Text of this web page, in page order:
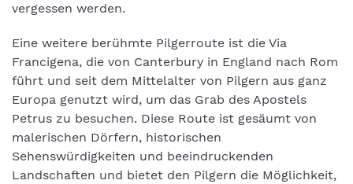
vergessen werden.
Eine weitere berühmte Pilgerroute ist die Via
Francigena, die von Canterbury in England nach Rom
führt und seit dem Mittelalter von Pilgern aus ganz
Europa genutzt wird, um das Grab des Apostels
Petrus zu besuchen. Diese Route ist gesäumt von
malerischen Dörfern, historischen
Sehenswürdigkeiten und beeindruckenden
Landschaften und bietet den Pilgern die Möglichkeit,